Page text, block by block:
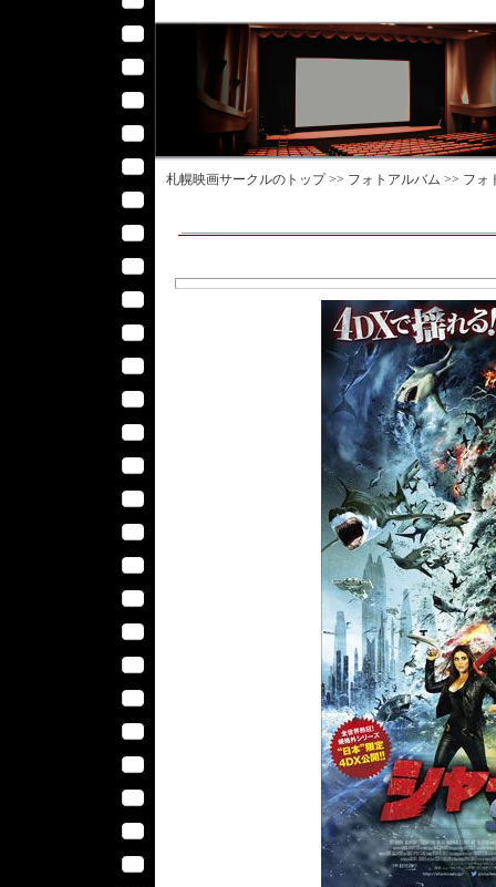
札幌映画サークルのトップ >> フォトアルバム >> フォ